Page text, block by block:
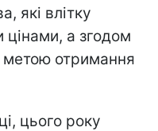
які влітку
цінами, а згодом
метою отримання
цього року